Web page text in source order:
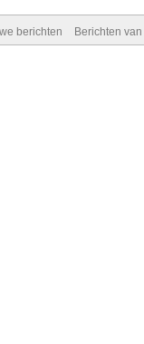
berichten Berichten